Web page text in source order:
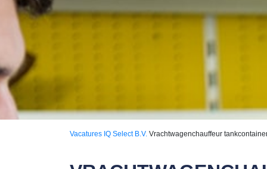
Vacatures IQ Select B.V. Vrachtwagenchauffeur